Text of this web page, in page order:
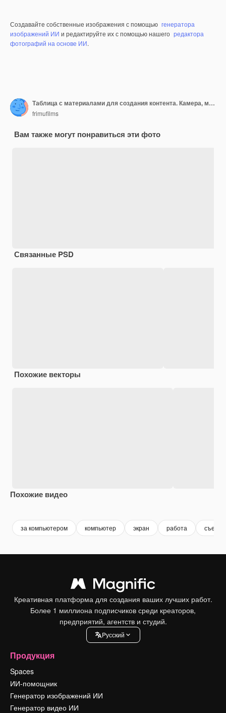
Создавайте собственные изображения с помощью генератора
изображений ИИ и редактируйте их с помощью нашего редактора
фотографий на основе ИИ.
Таблица с материалами для создания контента. Камера, микрофон, штатив и наушники. Работать из дома
frimufilms
Вам также могут понравиться эти фото
Связанные PSD
Похожие векторы
Похожие видео
за компьютером компьютер экран работа
Креативная платформа для создания ваших лучших работ.
Более 1 миллиона подписчиков среди креаторов,
предприятий, агентств и студий.
Pусский
Продукция
Spaces
ИИ-помощник
Генератор изображений ИИ
Генератор видео ИИ